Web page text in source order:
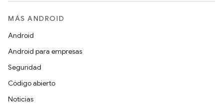
MÁS ANDROID
Android
Android para empresas
Seguridad
Código abierto
Noticias